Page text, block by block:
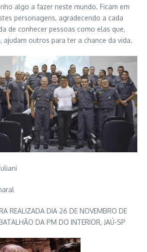
algo a fazer neste mundo. Ficam em
personagens, agradecendo a cada
de conhecer pessoas como elas que,
ajudam outros para ter a chance da vida.
REALIZADA DIA 26 DE NOVEMBRO DE
DA PM DO INTERIOR, JAÚ-SP